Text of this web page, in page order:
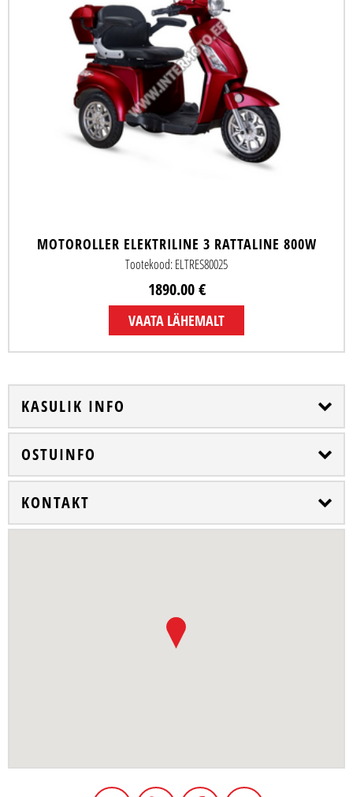
MOTOROLLER ELEKTRILINE 3 RATTALINE 800W
Tootekood: ELTRES80025
1890.00 €
VAATA LÄHEMALT
KASULIK INFO
OSTUINFO
KONTAKT